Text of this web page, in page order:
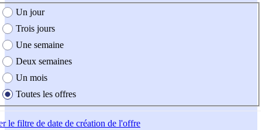
création de l'offre
Un jour
Trois jours
Une semaine
Deux semaines
Un mois
Toutes les offres
le filtre de date de création de l'offre